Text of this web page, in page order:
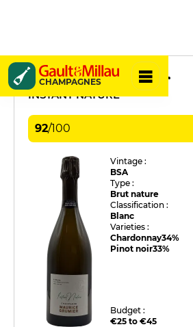
CHAMPAGNES
Maurice Grumier
INSTANT NATURE
92/100
Vintage :
BSA
Type :
Brut nature
Classification :
Blanc
Varieties :
Chardonnay34%
Pinot noir33%
Budget :
€25 to €45